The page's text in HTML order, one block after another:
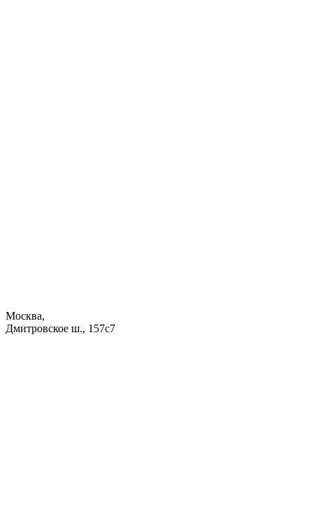
Москва,
Дмитровское ш., 157с7